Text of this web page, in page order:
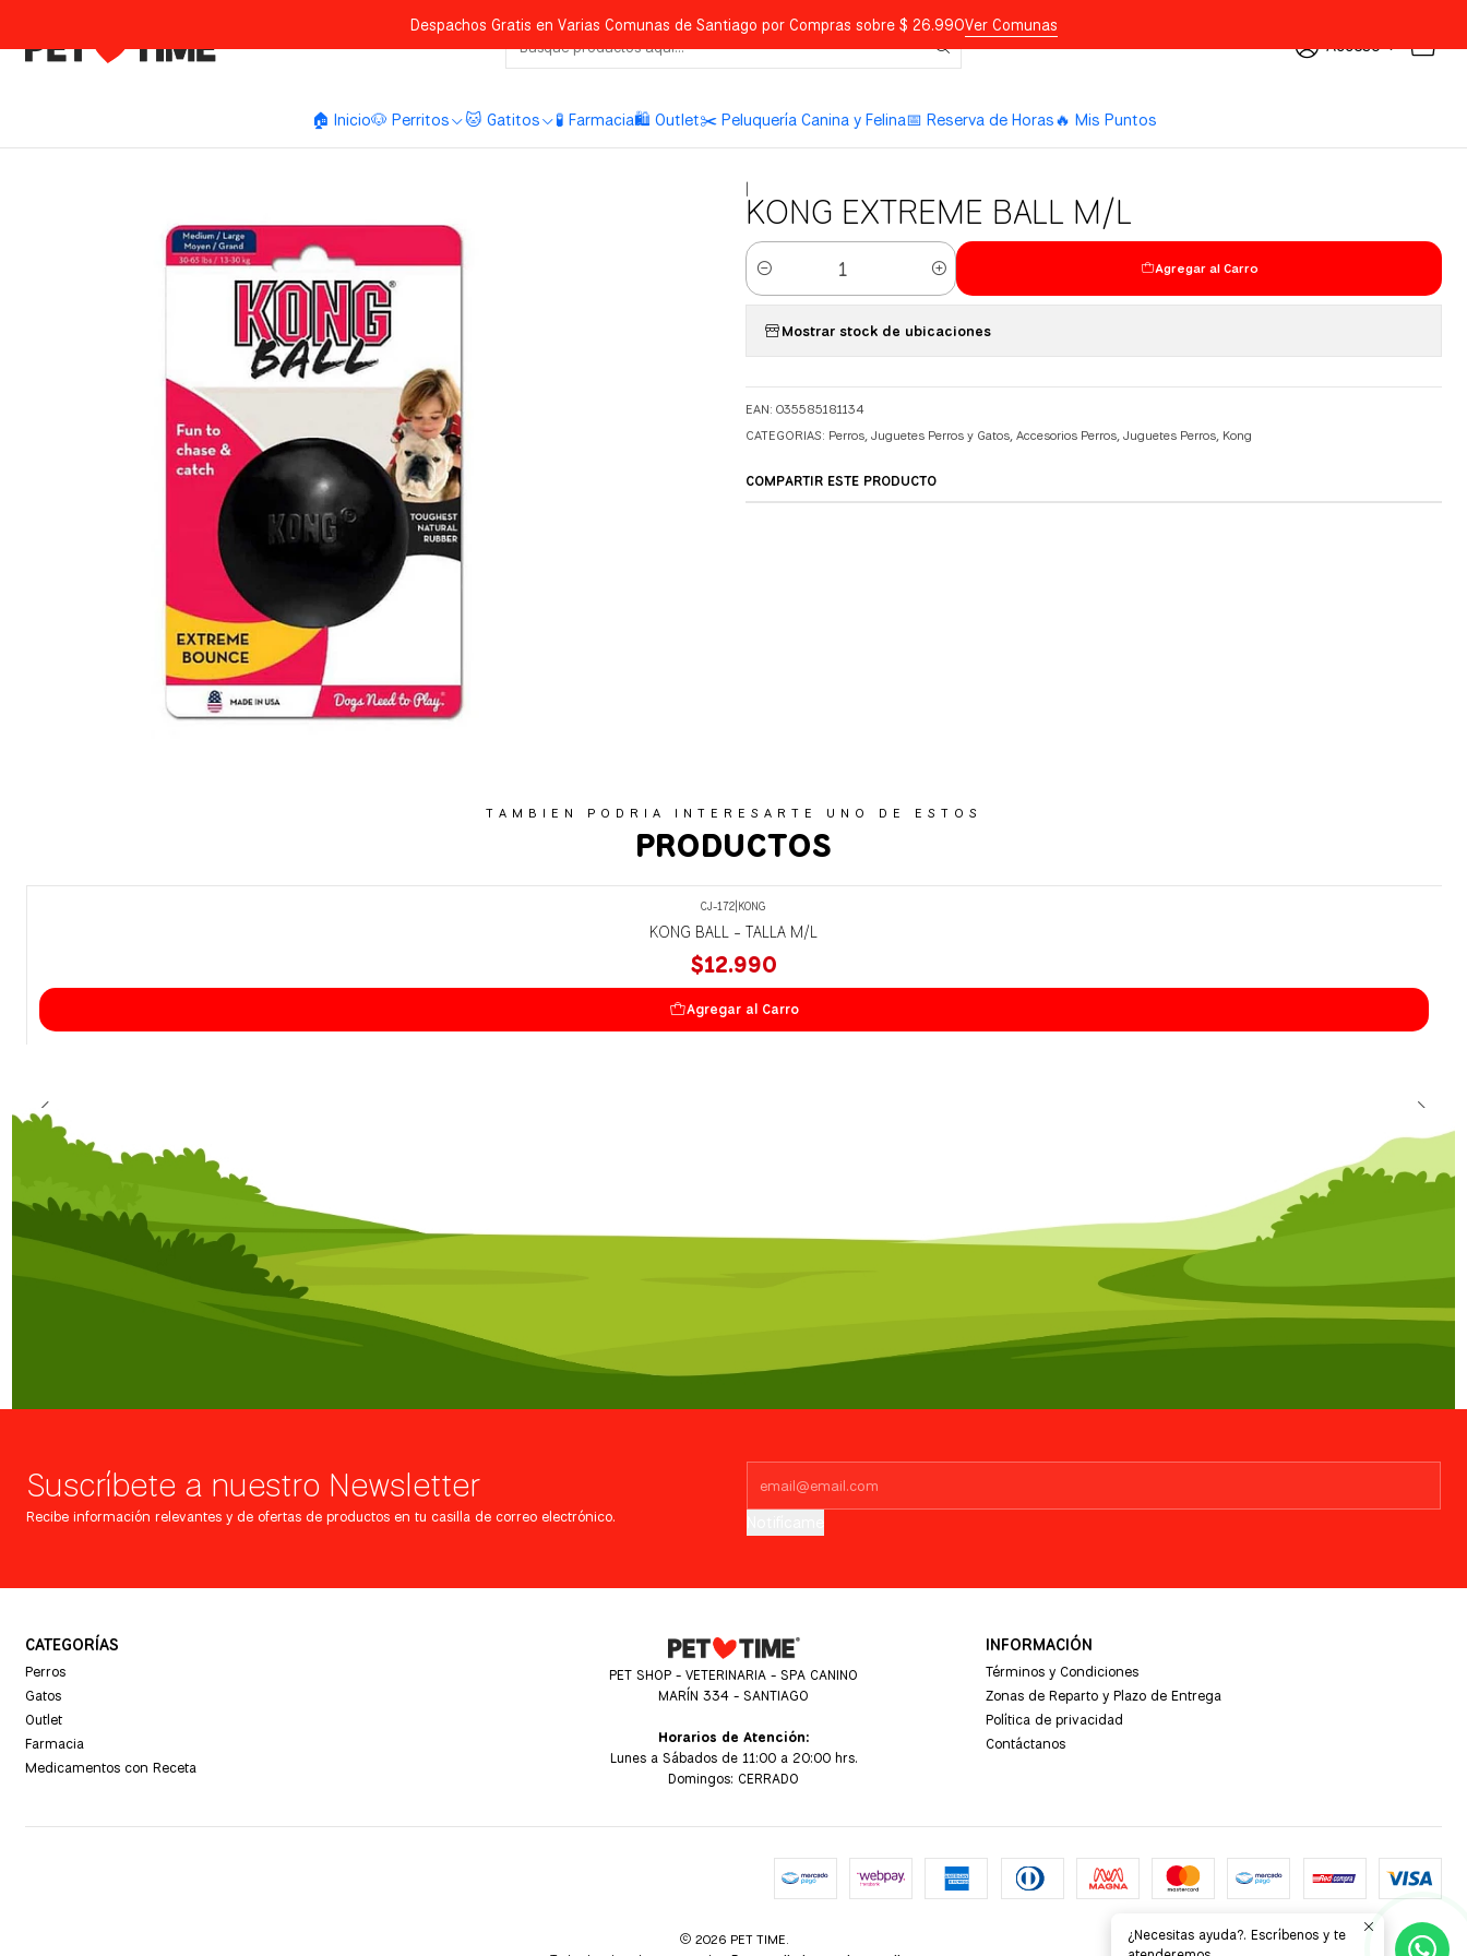
Acceso
🏠 Inicio🐶 Perritos 🐱 Gatitos 🧪 Farmacia🛍️ Outlet✂️ Peluquería Canina y Felina📅 Reserva de Horas🔥 Mis Puntos
Despachos Gratis en Varias Comunas de Santiago por Compras sobre $ 26.990Ver Comunas
KONG EXTREME BALL M/L
Cantidad
Agregar al Carro
Mostrar stock de ubicaciones
EAN: 035585181134
CATEGORIAS: Perros,Juguetes Perros y Gatos,Accesorios Perros,Juguetes Perros, Kong
COMPARTIR ESTE PRODUCTO
TAMBIEN PODRIA INTERESARTE UNO DE ESTOS
PRODUCTOS
CJ-172|KONG
KONG BALL - TALLA M/L
$12.990
Agregar al Carro
Suscríbete a nuestro Newsletter
Recibe información relevantes y de ofertas de productos en tu casilla de correo electrónico.
CATEGORÍAS
Perros
Gatos
Outlet
Farmacia
Medicamentos con Receta
PET SHOP - VETERINARIA - SPA CANINO
MARÍN 334 - SANTIAGO
Horarios de Atención:
Lunes a Sábados de 11:00 a 20:00 hrs.
Domingos: CERRADO
INFORMACIÓN
Términos y Condiciones
Zonas de Reparto y Plazo de Entrega
Política de privacidad
Contáctanos
2026 PET TIME.
¿Necesitas ayuda?. Escríbenos y te